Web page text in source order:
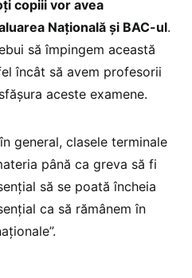
copiii vor avea
Națională și BAC-ul.
să împingem această
încât să avem profesorii
aceste examene.
general, clasele terminale
până ca greva să fi
să se poată încheia
ca să rămânem în